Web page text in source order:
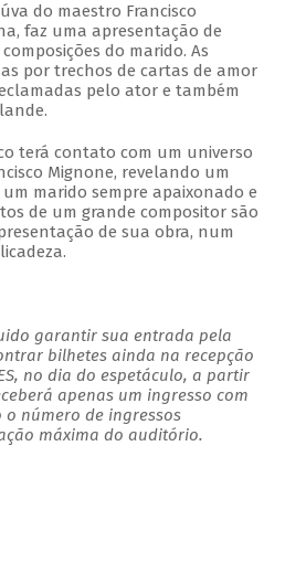
do maestro Francisco
faz uma apresentação de
do marido. As
por trechos de cartas de amor
pelo ator e também
terá contato com um universo
Mignone, revelando um
marido sempre apaixonado e
de um grande compositor são
de sua obra, num
garantir sua entrada pela
bilhetes ainda na recepção
no dia do espetáculo, a partir
apenas um ingresso com
número de ingressos
máxima do auditório.